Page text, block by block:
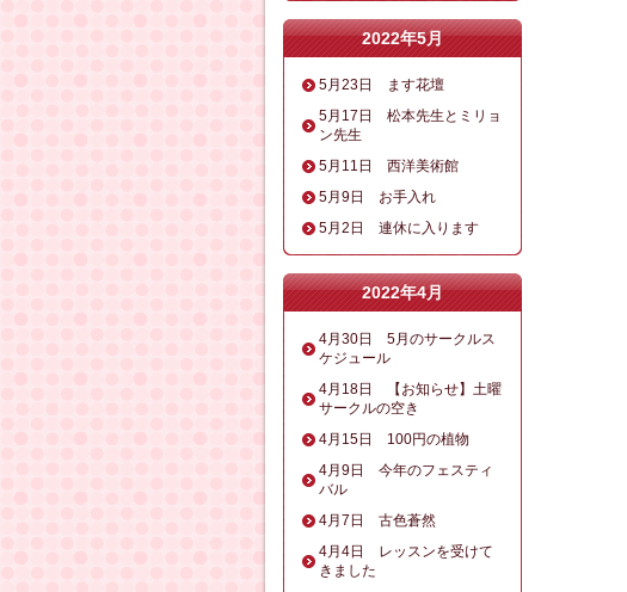
2022年5月
5月23日 ます花壇
5月17日 松本先生とミリョ
ン先生
5月11日 西洋美術館
5月9日 お手入れ
5月2日 連休に入ります
2022年4月
4月30日 5月のサークルス
ケジュール
4月18日 【お知らせ】土曜
サークルの空き
4月15日 100円の植物
4月9日 今年のフェスティ
バル
4月7日 古色蒼然
4月4日 レッスンを受けて
きました